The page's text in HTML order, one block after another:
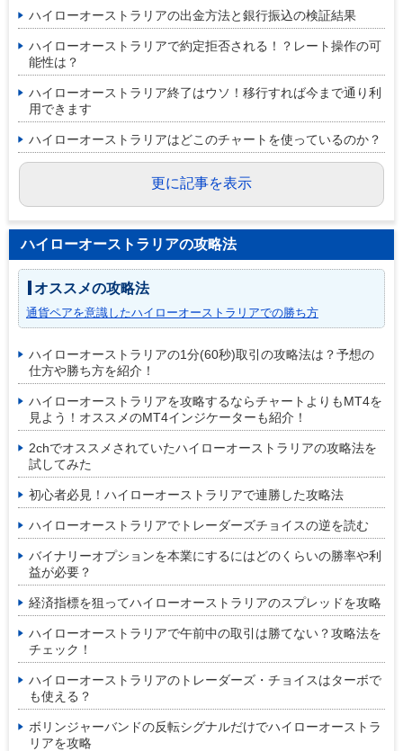
ハイローオーストラリアの出金方法と銀行振込の検証結果
ハイローオーストラリアで約定拒否される！？レート操作の可
能性は？
ハイローオーストラリア終了はウソ！移行すれば今まで通り利
用できます
ハイローオーストラリアはどこのチャートを使っているのか？
更に記事を表示
ハイローオーストラリアの攻略法
オススメの攻略法
通貨ペアを意識したハイローオーストラリアでの勝ち方
ハイローオーストラリアの1分(60秒)取引の攻略法は？予想の
仕方や勝ち方を紹介！
ハイローオーストラリアを攻略するならチャートよりもMT4を
見よう！オススメのMT4インジケーターも紹介！
2chでオススメされていたハイローオーストラリアの攻略法を
試してみた
初心者必見！ハイローオーストラリアで連勝した攻略法
ハイローオーストラリアでトレーダーズチョイスの逆を読む
バイナリーオプションを本業にするにはどのくらいの勝率や利
益が必要？
経済指標を狙ってハイローオーストラリアのスプレッドを攻略
ハイローオーストラリアで午前中の取引は勝てない？攻略法を
チェック！
ハイローオーストラリアのトレーダーズ・チョイスはターボで
も使える？
ボリンジャーバンドの反転シグナルだけでハイローオーストラ
リアを攻略